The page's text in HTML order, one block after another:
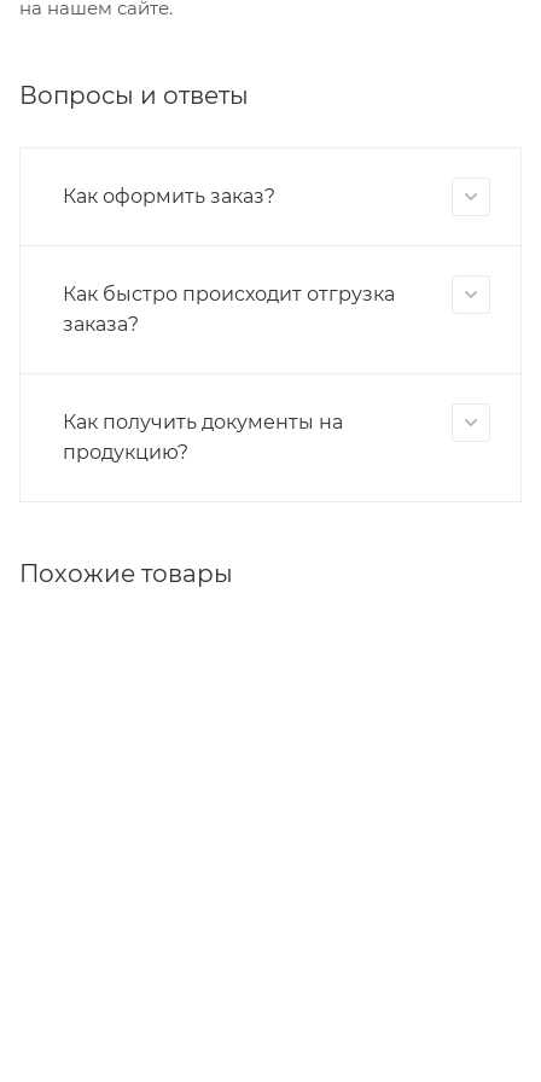
на нашем сайте.
Вопросы и ответы
Как оформить заказ?
Как быстро происходит отгрузка
заказа?
Как получить документы на
продукцию?
Похожие товары